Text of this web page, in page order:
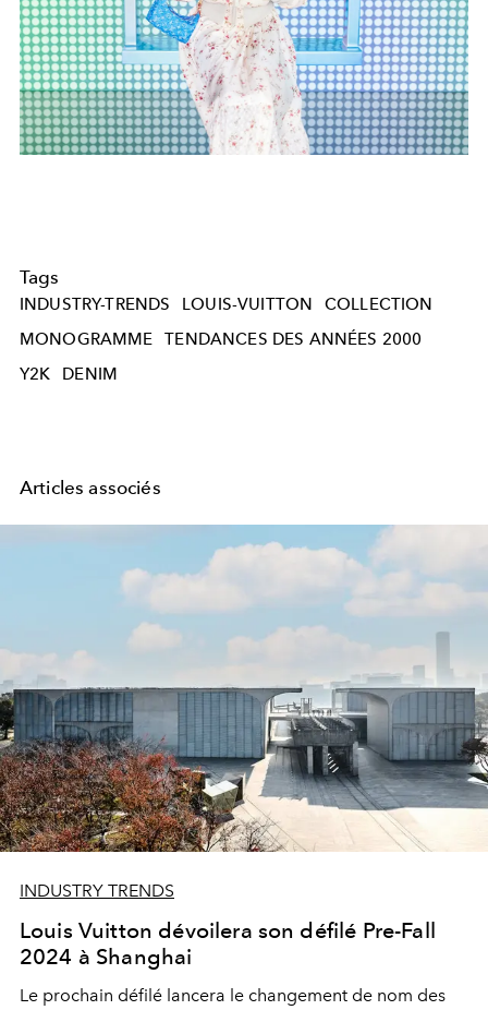
Tags
INDUSTRY-TRENDS LOUIS-VUITTON
COLLECTION
MONOGRAMME
TENDANCES DES ANNÉES 2000
Y2K
DENIM
Articles associés
INDUSTRY TRENDS
Louis Vuitton dévoilera son défilé Pre-Fall
2024 à Shanghai
Le prochain défilé lancera le changement de nom des